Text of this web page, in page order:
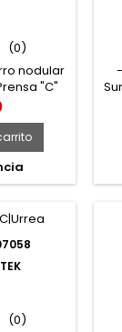
(0)
nodular
"C"
-Pintura
evitar la
Surtek
(0)